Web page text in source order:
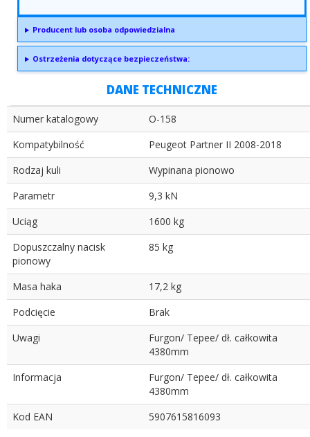
Producent lub osoba odpowiedzialna
Ostrzeżenia dotyczące bezpieczeństwa:
DANE TECHNICZNE
Numer katalogowy
O-158
Kompatybilność
Peugeot Partner II 2008-2018
Rodzaj kuli
Wypinana pionowo
Parametr
9,3 kN
Uciąg
1600 kg
Dopuszczalny nacisk
pionowy
85 kg
Masa haka
17,2 kg
Podcięcie
Brak
Uwagi
Furgon/ Tepee/ dł. całkowita
4380mm
Informacja
Furgon/ Tepee/ dł. całkowita
4380mm
Kod EAN
5907615816093